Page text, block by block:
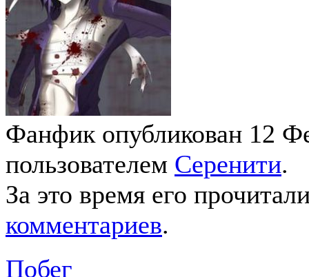
Фанфик опубликован 12
пользователем Серенити.
За это время его
комментариев.
Побег